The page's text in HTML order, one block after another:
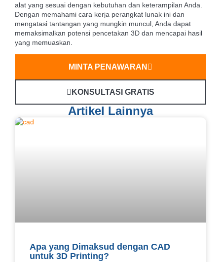
alat yang sesuai dengan kebutuhan dan keterampilan Anda.
Dengan memahami cara kerja perangkat lunak ini dan
mengatasi tantangan yang mungkin muncul, Anda dapat
memaksimalkan potensi pencetakan 3D dan mencapai hasil
yang memuaskan.
MINTA PENAWARAN
KONSULTASI GRATIS
Artikel Lainnya
Apa yang Dimaksud dengan CAD
untuk 3D Printing?